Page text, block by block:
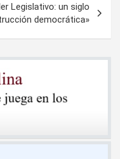
Legislativo: un siglo
democrática»